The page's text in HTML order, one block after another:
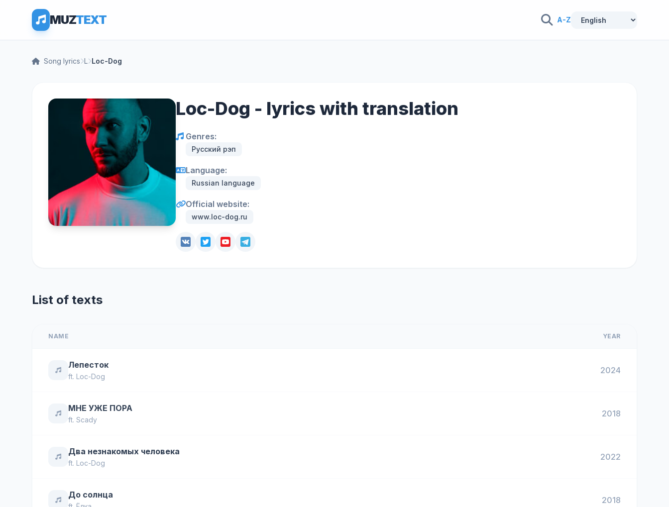
MUZTEXT A-Z
Song lyrics L Loc-Dog
Loc-Dog - lyrics with translation
Genres:
Русский рэп
Language:
Russian language
Official website:
www.loc-dog.ru
List of texts
NAME YEAR
Лепесток
ft. Loc-Dog
2024
МНЕ УЖЕ ПОРА
ft. Scady
2018
Два незнакомых человека
ft. Loc-Dog
2022
До солнца
2018